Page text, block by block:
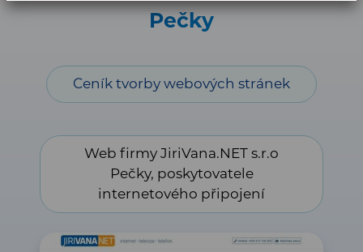
Pečky
Ceník tvorby webových stránek
Web firmy JiriVana.NET s.r.o Pečky, poskytovatele
internetového připojení
Web firmy JiriVana.NET s.r.o
Pečky, poskytovatele
internetového připojení